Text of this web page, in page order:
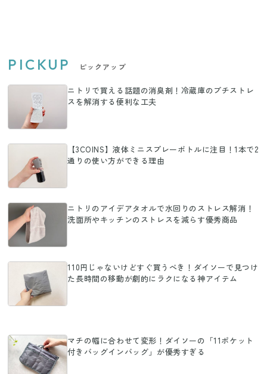
PICKUP ピックアップ
ニトリで買える話題の消臭剤！冷蔵庫のプチストレ
スを解消する便利な工夫
【3COINS】液体ミニスプレーボトルに注目！1本で2
通りの使い方ができる理由
ニトリのアイデアタオルで水回りのストレス解消！
洗面所やキッチンのストレスを減らす優秀商品
110円じゃないけどすぐ買うべき！ダイソーで見つけ
た長時間の移動が劇的にラクになる神アイテム
マチの幅に合わせて変形！ダイソーの「11ポケット
付きバッグインバッグ」が優秀すぎる